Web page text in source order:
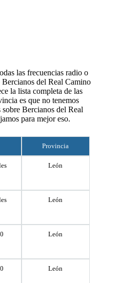
las frecuencias radio o
del Real Camino
la lista completa de las
es que no tenemos
Bercianos del Real
para mejor eso.
Provincia
León
León
León
León